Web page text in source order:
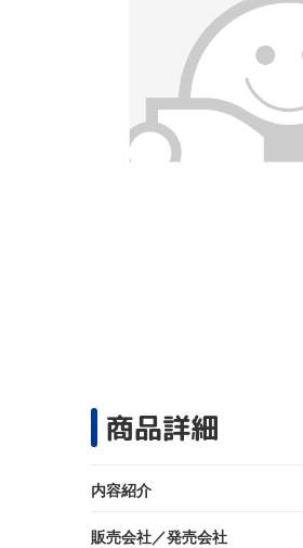
商品詳細
内容紹介
販売会社／発売会社